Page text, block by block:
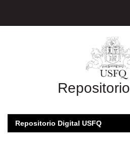
Repositorio
Repositorio Digital USFQ